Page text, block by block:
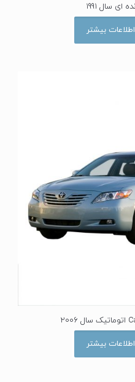
اطلاعات بیشتر
اطلاعات بیشتر